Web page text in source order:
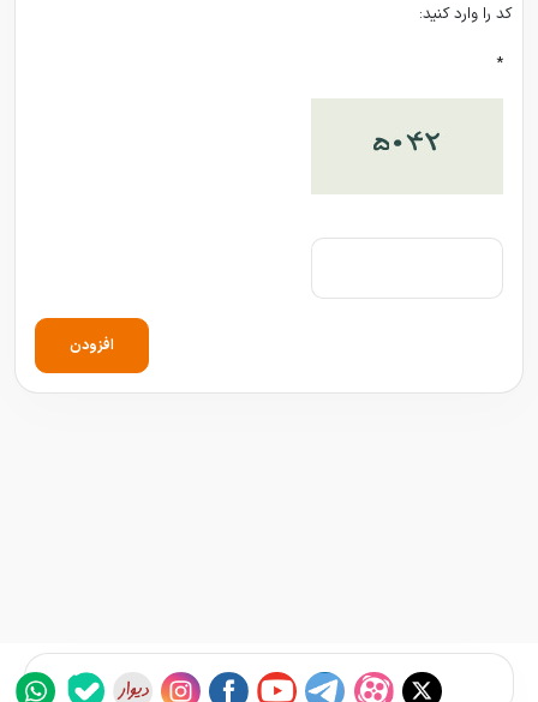
کد را وارد کنید:
*
افزودن